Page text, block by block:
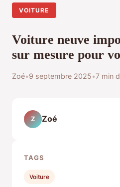
VOITURE
Voiture neuve
sur mesure pour
Zoé•9 septembre 2025•7 min
Z Zoé
TAGS
Voiture